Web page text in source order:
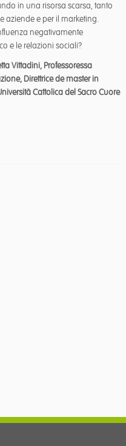
in una risorsa scarsa, tanto
aziende e per il marketing.
negativamente
e le relazioni sociali?
Vittadini, Professoressa
Direttrice de master in
Cattolica del Sacro Cuore